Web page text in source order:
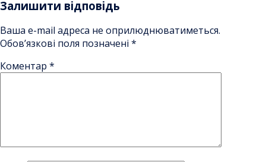
Залишити відповідь
Ваша e-mail адреса не оприлюднюватиметься.
Обов’язкові поля позначені *
Коментар *